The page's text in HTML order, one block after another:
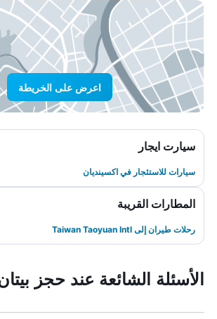
اعرض على الخريطة
سيارت ايجار
سيارات للاستئجار في اكسينديان
المطارات القريبة
رحلات طيران إلى Taiwan Taoyuan Intl
الأسئلة الشائعة عند حجز